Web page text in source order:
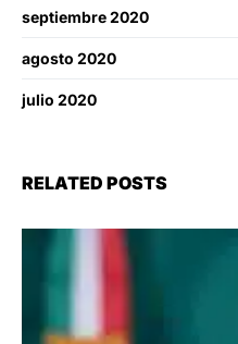
septiembre 2020
agosto 2020
julio 2020
RELATED POSTS